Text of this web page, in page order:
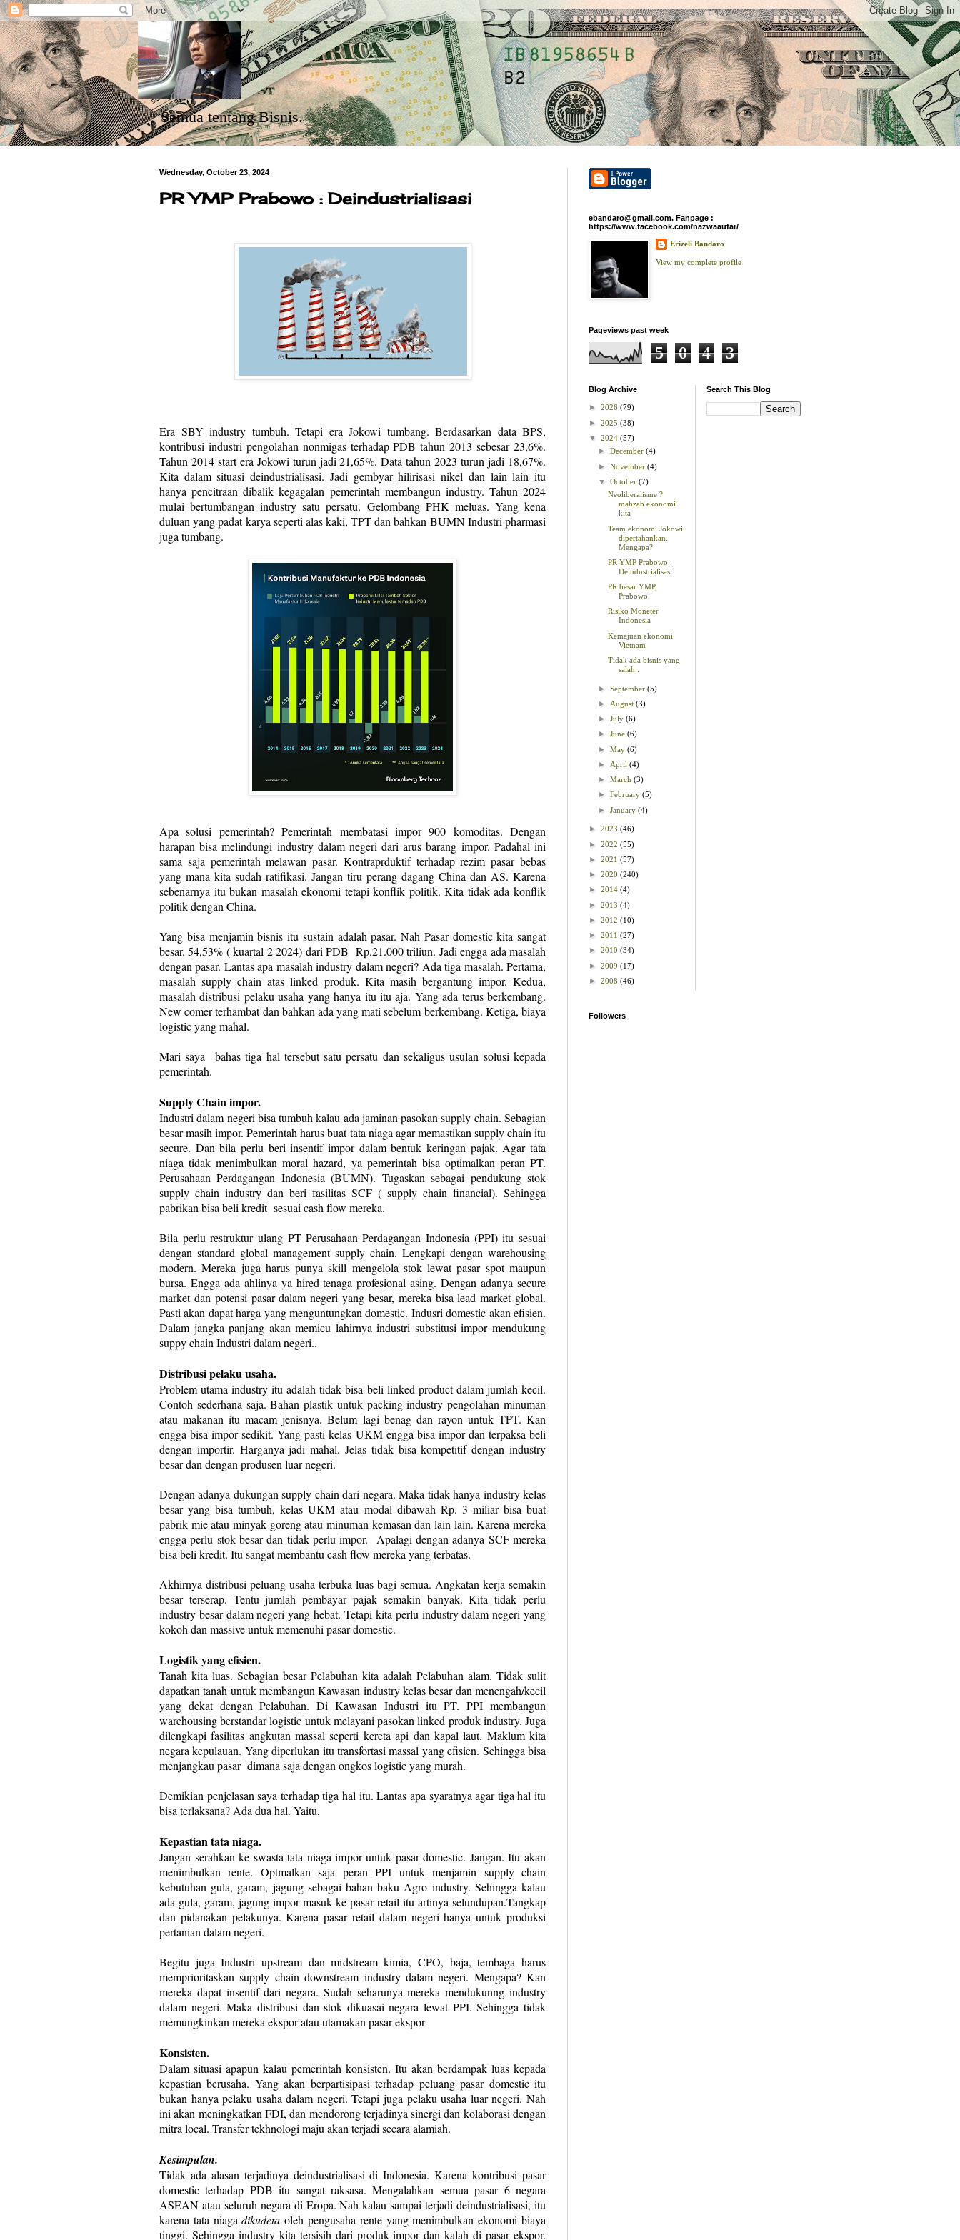
Semua tentang Bisnis.
Wednesday, October 23, 2024
PR YMP Prabowo : Deindustrialisasi
Era SBY industry tumbuh. Tetapi era Jokowi tumbang. Berdasarkan data BPS,
kontribusi industri pengolahan nonmigas terhadap PDB tahun 2013 sebesar 23,6%.
Tahun 2014 start era Jokowi turun jadi 21,65%. Data tahun 2023 turun jadi 18,67%.
Kita dalam situasi deindustrialisasi. Jadi gembyar hilirisasi nikel dan lain lain itu
hanya pencitraan dibalik kegagalan pemerintah membangun industry. Tahun 2024
mulai bertumbangan industry satu persatu. Gelombang PHK meluas. Yang kena
duluan yang padat karya seperti alas kaki, TPT dan bahkan BUMN Industri pharmasi
juga tumbang.
Apa solusi pemerintah? Pemerintah membatasi impor 900 komoditas. Dengan
harapan bisa melindungi industry dalam negeri dari arus barang impor. Padahal ini
sama saja pemerintah melawan pasar. Kontraprduktif terhadap rezim pasar bebas
yang mana kita sudah ratifikasi. Jangan tiru perang dagang China dan AS. Karena
sebenarnya itu bukan masalah ekonomi tetapi konflik politik. Kita tidak ada konflik
politik dengan China.
Yang bisa menjamin bisnis itu sustain adalah pasar. Nah Pasar domestic kita sangat
besar. 54,53% ( kuartal 2 2024) dari PDB Rp.21.000 triliun. Jadi engga ada masalah
dengan pasar. Lantas apa masalah industry dalam negeri? Ada tiga masalah. Pertama,
masalah supply chain atas linked produk. Kita masih bergantung impor. Kedua,
masalah distribusi pelaku usaha yang hanya itu itu aja. Yang ada terus berkembang.
New comer terhambat dan bahkan ada yang mati sebelum berkembang. Ketiga, biaya
logistic yang mahal.
Mari saya
bahas tiga hal tersebut satu persatu dan sekaligus usulan solusi kepada
pemerintah.
Supply Chain impor.
Industri dalam negeri bisa tumbuh kalau ada jaminan pasokan supply chain. Sebagian
besar masih impor. Pemerintah harus buat tata niaga agar memastikan supply chain itu
secure. Dan bila perlu beri insentif impor dalam bentuk keringan pajak. Agar tata
niaga tidak menimbulkan moral hazard, ya pemerintah bisa optimalkan peran PT.
Perusahaan Perdagangan Indonesia (BUMN). Tugaskan sebagai pendukung stok
supply chain industry dan beri fasilitas SCF ( supply chain financial). Sehingga
pabrikan bisa beli kredit sesuai cash flow mereka.
Bila perlu restruktur ulang PT Perusahaan Perdagangan Indonesia (PPI) itu sesuai
dengan standard global management supply chain. Lengkapi dengan warehousing
modern. Mereka juga harus punya skill mengelola stok lewat pasar spot maupun
bursa. Engga ada ahlinya ya hired tenaga profesional asing. Dengan adanya secure
market dan potensi pasar dalam negeri yang besar, mereka bisa lead market global.
Pasti akan dapat harga yang menguntungkan domestic. Indusri domestic akan efisien.
Dalam jangka panjang akan memicu lahirnya industri substitusi impor mendukung
suppy chain Industri dalam negeri..
Distribusi pelaku usaha.
Problem utama industry itu adalah tidak bisa beli linked product dalam jumlah kecil.
Contoh sederhana saja. Bahan plastik untuk packing industry pengolahan minuman
atau makanan itu macam jenisnya. Belum lagi benag dan rayon untuk TPT. Kan
engga bisa impor sedikit. Yang pasti kelas UKM engga bisa impor dan terpaksa beli
dengan importir. Harganya jadi mahal. Jelas tidak bisa kompetitif dengan industry
besar dan dengan produsen luar negeri.
Dengan adanya dukungan supply chain dari negara. Maka tidak hanya industry kelas
besar yang bisa tumbuh, kelas UKM atau modal dibawah Rp. 3 miliar bisa buat
pabrik mie atau minyak goreng atau minuman kemasan dan lain lain. Karena mereka
engga perlu stok besar dan tidak perlu impor.
Apalagi dengan adanya SCF mereka
bisa beli kredit. Itu sangat membantu cash flow mereka yang terbatas.
Akhirnya distribusi peluang usaha terbuka luas bagi semua. Angkatan kerja semakin
besar terserap. Tentu jumlah pembayar pajak semakin banyak. Kita tidak perlu
industry besar dalam negeri yang hebat. Tetapi kita perlu industry dalam negeri yang
kokoh dan massive untuk memenuhi pasar domestic.
Logistik yang efisien.
Tanah kita luas. Sebagian besar Pelabuhan kita adalah Pelabuhan alam. Tidak sulit
dapatkan tanah untuk membangun Kawasan industry kelas besar dan menengah/kecil
yang dekat dengan Pelabuhan. Di Kawasan Industri itu PT. PPI membangun
warehousing berstandar logistic untuk melayani pasokan linked produk industry. Juga
dilengkapi fasilitas angkutan massal seperti kereta api dan kapal laut. Maklum kita
negara kepulauan. Yang diperlukan itu transfortasi massal yang efisien. Sehingga bisa
menjangkau pasar dimana saja dengan ongkos logistic yang murah.
Demikian penjelasan saya terhadap tiga hal itu. Lantas apa syaratnya agar tiga hal itu
bisa terlaksana? Ada dua hal. Yaitu,
Kepastian tata niaga.
Jangan serahkan ke swasta tata niaga impor untuk pasar domestic. Jangan. Itu akan
menimbulkan rente. Optmalkan saja peran PPI untuk menjamin supply chain
kebutuhan gula, garam, jagung sebagai bahan baku Agro industry. Sehingga kalau
ada gula, garam, jagung impor masuk ke pasar retail itu artinya selundupan.Tangkap
dan pidanakan pelakunya. Karena pasar retail dalam negeri hanya untuk produksi
pertanian dalam negeri.
Begitu juga Industri upstream dan midstream kimia, CPO, baja, tembaga harus
memprioritaskan supply chain downstream industry dalam negeri. Mengapa? Kan
mereka dapat insentif dari negara. Sudah seharunya mereka mendukunng industry
dalam negeri. Maka distribusi dan stok dikuasai negara lewat PPI. Sehingga tidak
memungkinkan mereka ekspor atau utamakan pasar ekspor
Konsisten.
Dalam situasi apapun kalau pemerintah konsisten. Itu akan berdampak luas kepada
kepastian berusaha. Yang akan berpartisipasi terhadap peluang pasar domestic itu
bukan hanya pelaku usaha dalam negeri. Tetapi juga pelaku usaha luar negeri. Nah
ini akan meningkatkan FDI, dan mendorong terjadinya sinergi dan kolaborasi dengan
mitra local. Transfer tekhnologi maju akan terjadi secara alamiah.
Kesimpulan.
Tidak ada alasan terjadinya deindustrialisasi di Indonesia. Karena kontribusi pasar
domestic terhadap PDB itu sangat raksasa. Mengalahkan semua pasar 6 negara
ASEAN atau seluruh negara di Eropa. Nah kalau sampai terjadi deindustrialisasi, itu
karena tata niagadikudeta oleh pengusaha rente yang menimbulkan ekonomi biaya
tinggi. Sehingga industry kita tersisih dari produk impor dan kalah di pasar ekspor.
ebandaro@gmail.com. Fanpage :
https://www.facebook.com/nazwaaufar/
Erizeli Bandaro
View my complete profile
Pageviews past week
5 0 4 3
Blog Archive
► 2026 (79)
► 2025 (38)
▼ 2024 (57)
►December(4)
►November(4)
▼October(7)
Neoliberalisme ?
mahzab ekonomi
kita
Team ekonomi Jokowi
dipertahankan.
Mengapa?
PR YMP Prabowo :
Deindustrialisasi
PR besar YMP,
Prabowo.
Risiko Moneter
Indonesia
Kemajuan ekonomi
Vietnam
Tidak ada bisnis yang
salah..
►September(5)
► August(3)
►July(6)
►June(6)
►May(6)
► April(4)
►March(3)
►February(5)
►January(4)
► 2023 (46)
► 2022 (55)
► 2021 (57)
► 2020 (240)
► 2014 (4)
► 2013 (4)
► 2012 (10)
► 2011 (27)
► 2010 (34)
► 2009 (17)
► 2008 (46)
Search This Blog
Followers